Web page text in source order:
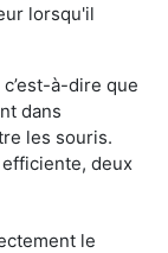
lorsqu'il
à-dire que
dans
les souris.
deux
le